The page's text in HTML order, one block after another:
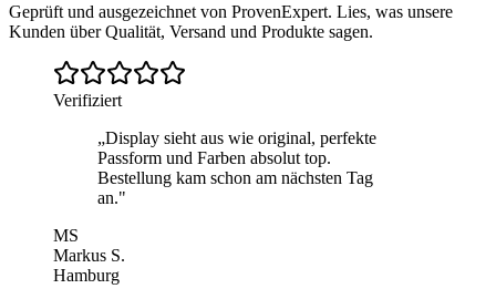
Geprüft und ausgezeichnet von ProvenExpert. Lies, was unsere
Kunden über Qualität, Versand und Produkte sagen.
Verifiziert
„Display sieht aus wie original, perfekte
Passform und Farben absolut top.
Bestellung kam schon am nächsten Tag
an."
MS
Markus S.
Hamburg